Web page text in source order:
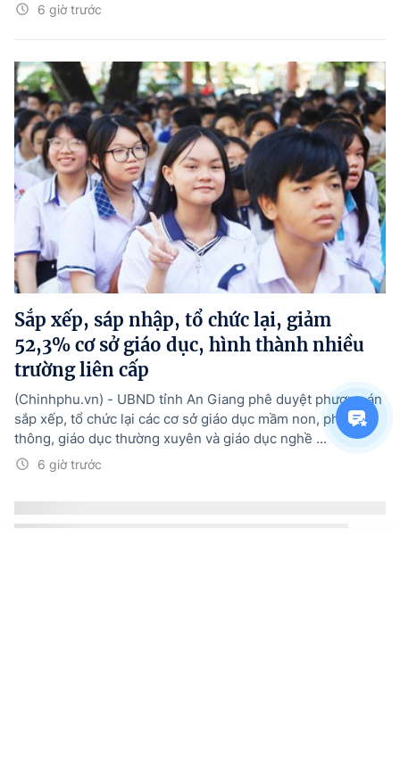
6 giờ trước
Sắp xếp, sáp nhập, tổ chức lại, giảm
52,3% cơ sở giáo dục, hình thành nhiều
trường liên cấp
6 giờ trước
(Chinhphu.vn) - UBND tỉnh An Giang phê duyệt phương án
sắp xếp, tổ chức lại các cơ sở giáo dục mầm non, phổ
thông, giáo dục thường xuyên và giáo dục nghề ...